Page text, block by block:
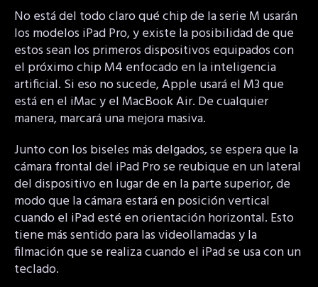
No está del todo claro qué chip de la serie M usarán
los modelos iPad Pro, y existe la posibilidad de que
estos sean los primeros dispositivos equipados con
el próximo chip M4 enfocado en la inteligencia
artificial. Si eso no sucede, Apple usará el M3 que
está en el iMac y el MacBook Air. De cualquier
manera, marcará una mejora masiva.
Junto con los biseles más delgados, se espera que la
cámara frontal del iPad Pro se reubique en un lateral
del dispositivo en lugar de en la parte superior, de
modo que la cámara estará en posición vertical
cuando el iPad esté en orientación horizontal. Esto
tiene más sentido para las videollamadas y la
filmación que se realiza cuando el iPad se usa con un
teclado.